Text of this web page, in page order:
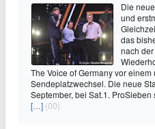
Die
und
das
nach
The Voice of Germany vor
Sendeplatzwechsel. Die neue
September, bei Sat.1.
[…] (00)